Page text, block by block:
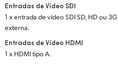
Norway
Entradas de Vídeo SDI
1 x entrada de vídeo SDI SD, HD ou
externa.
Entradas de Vídeo HDMI
1 x HDMI tipo A.